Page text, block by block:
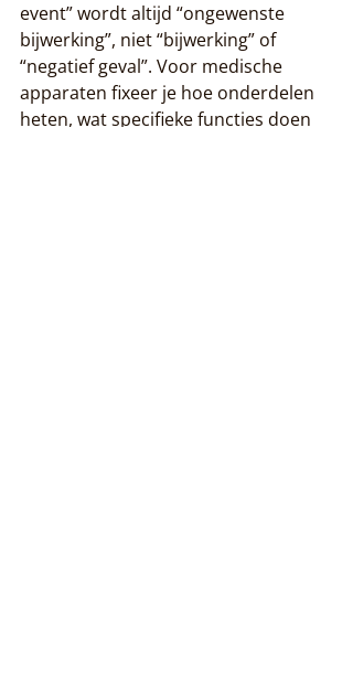
event” wordt altijd “ongewenste
bijwerking”, niet “bijwerking” of
“negatief geval”. Voor medische
apparaten fixeer je hoe onderdelen
heten, wat specifieke functies doen